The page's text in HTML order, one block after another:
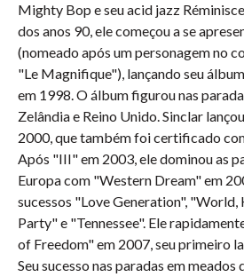
Mighty Bop e seu acid jazz
dos anos 90, ele começou a se
(nomeado após um personagem no
"Le Magnifique"), lançando seu
em 1998. O álbum figurou nas
Zelândia e Reino Unido. Sinclar
2000, que também foi certificado
Após "III" em 2003, ele dominou as
Europa com "Western Dream" em
sucessos "Love Generation", "World,
Party" e "Tennessee". Ele
of Freedom" em 2007, seu primeiro
Seu sucesso nas paradas em meados